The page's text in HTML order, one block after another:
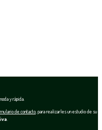
y rápida.
de contacto , para realizarles un estudio de su